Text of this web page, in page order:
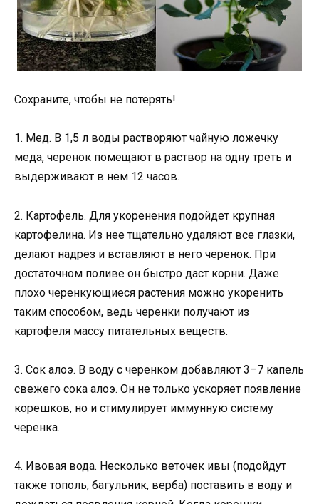
Сохраните, чтобы не потерять!
1. Мед. В 1,5 л воды растворяют чайную ложечку
меда, черенок помещают в раствор на одну треть и
выдерживают в нем 12 часов.
2. Картофель. Для укоренения подойдет крупная
картофелина. Из нее тщательно удаляют все глазки,
делают надрез и вставляют в него черенок. При
достаточном поливе он быстро даст корни. Даже
плохо черенкующиеся растения можно укоренить
таким способом, ведь черенки получают из
картофеля массу питательных веществ.
3. Сок алоэ. В воду с черенком добавляют 3–7 капель
свежего сока алоэ. Он не только ускоряет появление
корешков, но и стимулирует иммунную систему
черенка.
4. Ивовая вода. Несколько веточек ивы (подойдут
также тополь, багульник, верба) поставить в воду и